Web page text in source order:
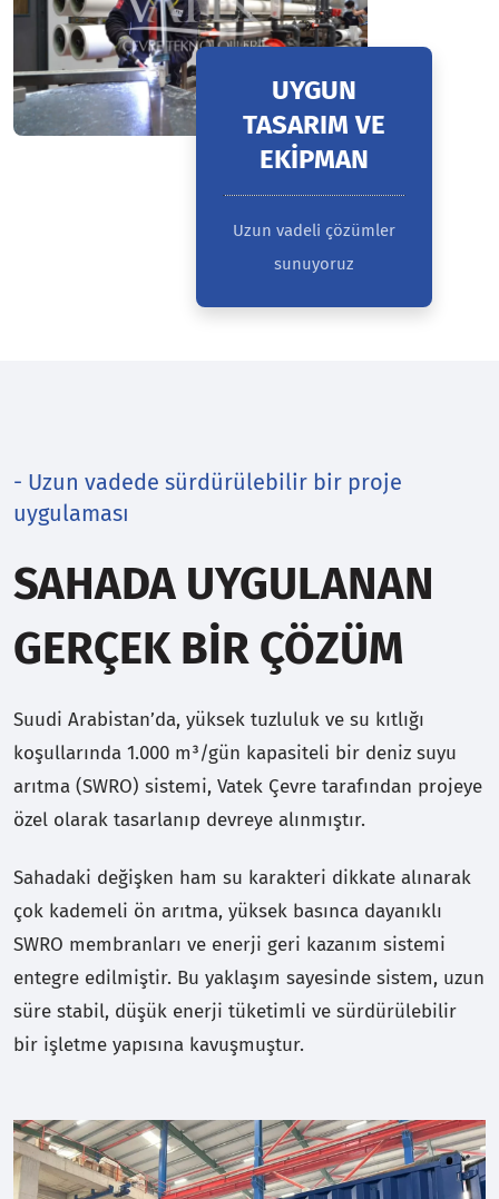
UYGUN
TASARIM VE
EKIPMAN
Uzun vadeli çözümler
sunuyoruz
- Uzun vadede sürdürülebilir bir proje
uygulaması
SAHADA UYGULANAN
GERÇEK BIR ÇÖZÜM
Suudi Arabistan’da, yüksek tuzluluk ve su kıtlığı
koşullarında 1.000 m³/gün kapasiteli bir deniz suyu
arıtma (SWRO) sistemi, Vatek Çevre tarafından projeye
özel olarak tasarlanıp devreye alınmıştır.
Sahadaki değişken ham su karakteri dikkate alınarak
çok kademeli ön arıtma, yüksek basınca dayanıklı
SWRO membranları ve enerji geri kazanım sistemi
entegre edilmiştir. Bu yaklaşım sayesinde sistem, uzun
süre stabil, düşük enerji tüketimli ve sürdürülebilir
bir işletme yapısına kavuşmuştur.